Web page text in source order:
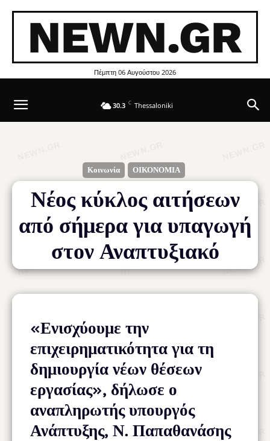
NEWN.GR
Πέμπτη 06 Αυγούστου 2026
30.3 C Thessaloniki
Κοινωνία ΟΙΚΟΝΟΜΙΑ
Νέος κύκλος αιτήσεων
από σήμερα για υπαγωγή
στον Αναπτυξιακό
«Ενισχύουμε την
επιχειρηματικότητα για τη
δημιουργία νέων θέσεων
εργασίας», δήλωσε ο
αναπληρωτής υπουργός
Ανάπτυξης, Ν. Παπαθανάσης